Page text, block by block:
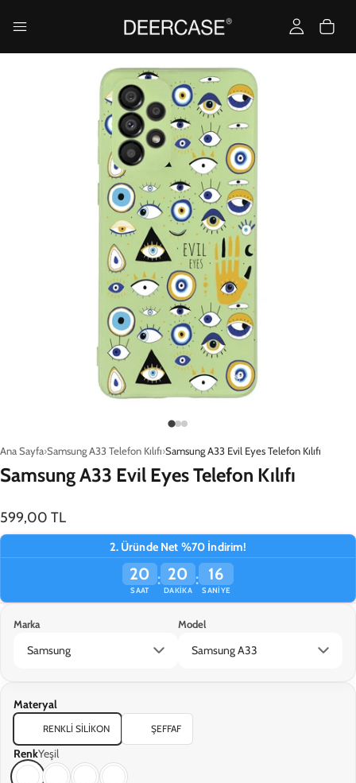
Ana Sayfa Samsung A33 Telefon Kılıfı Samsung A33 Evil Eyes Telefon Kılıfı
Samsung A33 Evil Eyes Telefon Kılıfı
599,00 TL
2. Üründe Net %70 İndirim!
20
SAAT
: 20
DAKIKA
: 16
SANIYE
Marka Model
Materyal
RENKLI SILIKON ŞEFFAF
RenkYeşil